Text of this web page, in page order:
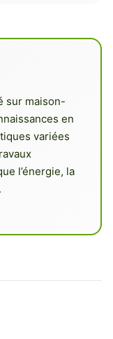
sur maison-
en
variées
l’énergie, la